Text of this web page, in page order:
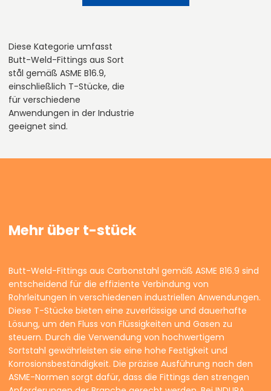
Diese Kategorie umfasst
Butt-Weld-Fittings aus Sort
stål gemäß ASME B16.9,
einschließlich T-Stücke, die
für verschiedene
Anwendungen in der Industrie
geeignet sind.
Mehr über t-stück
Butt-Weld-Fittings aus Carbonstahl gemäß ASME B16.9 sind
entscheidend für die effiziente Verbindung von
Rohrleitungen in verschiedenen industriellen Anwendungen.
Diese T-Stücke bieten eine zuverlässige und dauerhafte
Lösung, um den Fluss von Flüssigkeiten und Gasen zu
steuern. Durch die Verwendung von hochwertigem
Sortstahl gewährleisten sie eine hohe Festigkeit und
Korrosionsbeständigkeit. Die präzise Ausführung nach den
ASME-Normen sorgt dafür, dass die Fittings den strengen